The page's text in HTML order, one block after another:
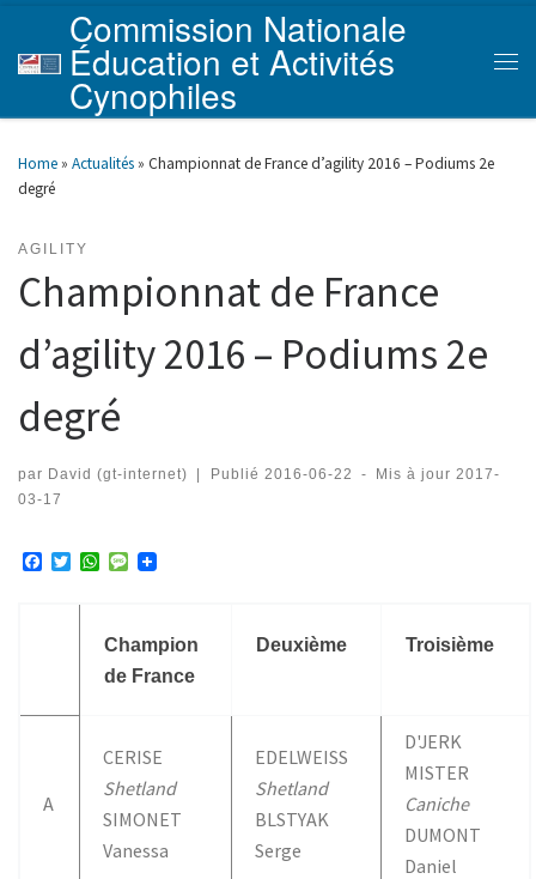
Skip to content
Commission Nationale
Éducation et Activités
Cynophiles
Home » Actualités » Championnat de France d’agility 2016 – Podiums 2e
degré
AGILITY
Championnat de France
d’agility 2016 – Podiums 2e
degré
par David (gt-internet) Publié 2016-06-22 - Mis à jour 2017-
03-17
T
W
s
A
p
M
a
g
e
Champion
de France
Deuxième Troisième
A
CERISE
Shetland
SIMONET
Vanessa
EDELWEISS
Shetland
BLSTYAK
Serge
D'JERK
MISTER
Caniche
DUMONT
Daniel